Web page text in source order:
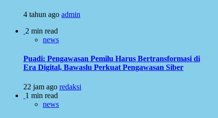
4 tahun ago admin
2 min read
news
Puadi: Pengawasan Pemilu Harus Bertransformasi di
Era Digital, Bawaslu Perkuat Pengawasan Siber
22 jam ago redaksi
1 min read
news